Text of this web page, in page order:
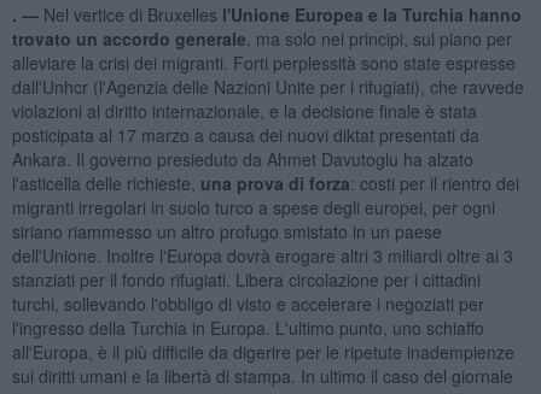
. — Nel vertice di Bruxelles l'Unione Europea e la Turchia hanno
trovato un accordo generale , ma solo nei principi, sul piano per
alleviare la crisi dei migranti. Forti perplessità sono state espresse
dall'Unhcr (l'Agenzia delle Nazioni Unite per i rifugiati), che ravvede
violazioni al diritto internazionale, e la decisione finale è stata
posticipata al 17 marzo a causa dei nuovi diktat presentati da
Ankara. Il governo presieduto da Ahmet Davutoglu ha alzato
l'asticella delle richieste, una prova di forza: costi per il rientro dei
migranti irregolari in suolo turco a spese degli europei, per ogni
siriano riammesso un altro profugo smistato in un paese
dell'Unione. Inoltre l'Europa dovrà erogare altri 3 miliardi oltre ai 3
stanziati per il fondo rifugiati. Libera circolazione per i cittadini
turchi, sollevando l'obbligo di visto e accelerare i negoziati per
l'ingresso della Turchia in Europa. L'ultimo punto, uno schiaffo
all'Europa, è il più difficile da digerire per le ripetute inadempienze
sui diritti umani e la libertà di stampa. In ultimo il caso del giornale